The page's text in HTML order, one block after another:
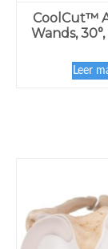
CoolCut™
Wands, 30°,
Leer